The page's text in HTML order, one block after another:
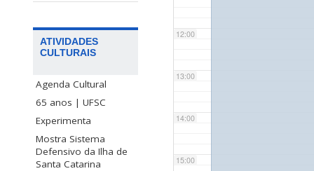
ATIVIDADES
CULTURAIS
Agenda Cultural
65 anos | UFSC
Experimenta
Mostra Sistema
Defensivo da Ilha de
Santa Catarina
12:00
13:00
14:00
15:00